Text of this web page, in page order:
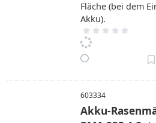
Fläche (bei dem
Akku).
603334
Akku-